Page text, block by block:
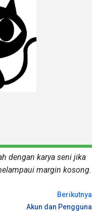
dengan karya seni jika
margin kosong.
Berikutnya
Akun dan Pengguna